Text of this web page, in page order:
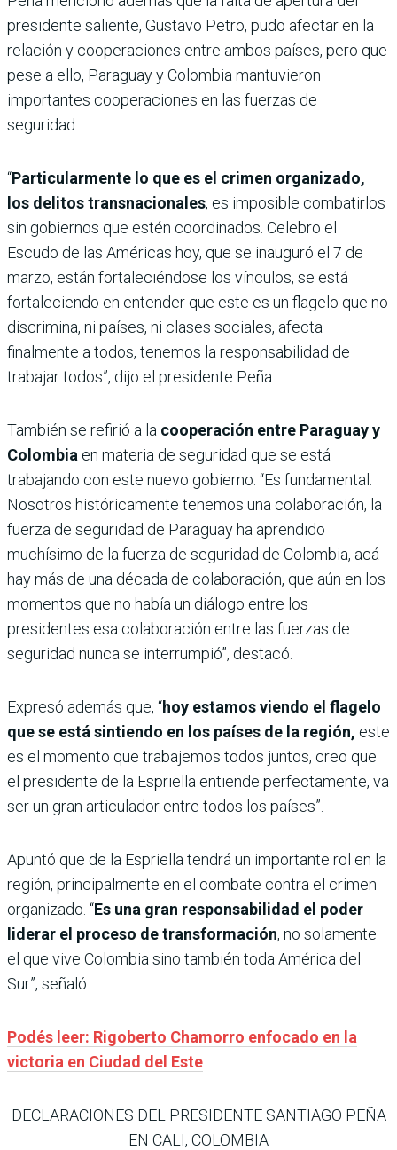
presidente saliente, Gustavo Petro, pudo afectar en la
relación y cooperaciones entre ambos países, pero que
pese a ello, Paraguay y Colombia mantuvieron
importantes cooperaciones en las fuerzas de
seguridad.
“Particularmente lo que es el crimen organizado,
los delitos transnacionales, es imposible combatirlos
sin gobiernos que estén coordinados. Celebro el
Escudo de las Américas hoy, que se inauguró el 7 de
marzo, están fortaleciéndose los vínculos, se está
fortaleciendo en entender que este es un flagelo que no
discrimina, ni países, ni clases sociales, afecta
finalmente a todos, tenemos la responsabilidad de
trabajar todos”, dijo el presidente Peña.
También se refirió a la cooperación entre Paraguay y
Colombia en materia de seguridad que se está
trabajando con este nuevo gobierno. “Es fundamental.
Nosotros históricamente tenemos una colaboración, la
fuerza de seguridad de Paraguay ha aprendido
muchísimo de la fuerza de seguridad de Colombia, acá
hay más de una década de colaboración, que aún en los
momentos que no había un diálogo entre los
presidentes esa colaboración entre las fuerzas de
seguridad nunca se interrumpió”, destacó.
Expresó además que, “hoy estamos viendo el flagelo
que se está sintiendo en los países de la región, este
es el momento que trabajemos todos juntos, creo que
el presidente de la Espriella entiende perfectamente, va
ser un gran articulador entre todos los países”.
Apuntó que de la Espriella tendrá un importante rol en la
región, principalmente en el combate contra el crimen
organizado. “Es una gran responsabilidad el poder
liderar el proceso de transformación, no solamente
el que vive Colombia sino también toda América del
Sur”, señaló.
Podés leer: Rigoberto Chamorro enfocado en la
victoria en Ciudad del Este
DECLARACIONES DEL PRESIDENTE SANTIAGO PEÑA
EN CALI, COLOMBIA